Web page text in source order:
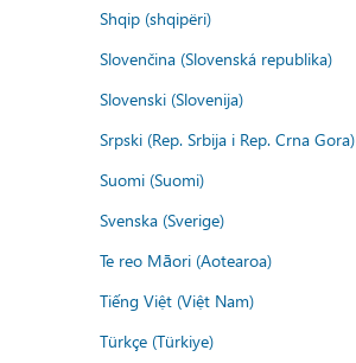
Shqip (shqipëri)
Slovenčina (Slovenská republika)
Slovenski (Slovenija)
Srpski (Rep. Srbija i Rep. Crna Gora)
Suomi (Suomi)
Svenska (Sverige)
Te reo Māori (Aotearoa)
Tiếng Việt (Việt Nam)
Türkçe (Türkiye)